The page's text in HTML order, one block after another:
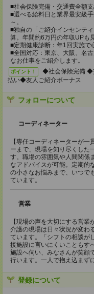
■社会保険完備・交通費全額
■選べる給料日と業界最安級
～。
■独自の「ご紹介インセンテ
算。年間約6万円の年収UPも
■定期健康診断：年1回実施で
■全国対応：東京、大阪、名
なお仕事をご紹介します。
ポイント！
◆社会保険完備 ◆
払い◆友人ご紹介ボーナス
フォローについて
コーディネーター
【専任コーディネーターが
ーまで、現場を知り尽くした
す。職場の雰囲気や人間関係
なアドバイスが可能。定期的
の小さなお悩みまで、いつで
ています。
営業
【現場の声を大切にする営業
介護の現場は日々状況が変わ
ています。「シフトの相談が
接施設に言いにくいこともす
施設へ伺い、みなさんが笑顔
行います。一人で抱え込まず
登録について